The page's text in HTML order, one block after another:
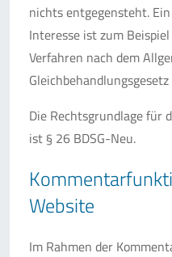
nichts entgegensteht.
Interesse ist zum
Verfahren nach dem
Gleichbehandlungsgesetz
Die Rechtsgrundlage für
ist § 26 BDSG-Neu.
Website
Im Rahmen der